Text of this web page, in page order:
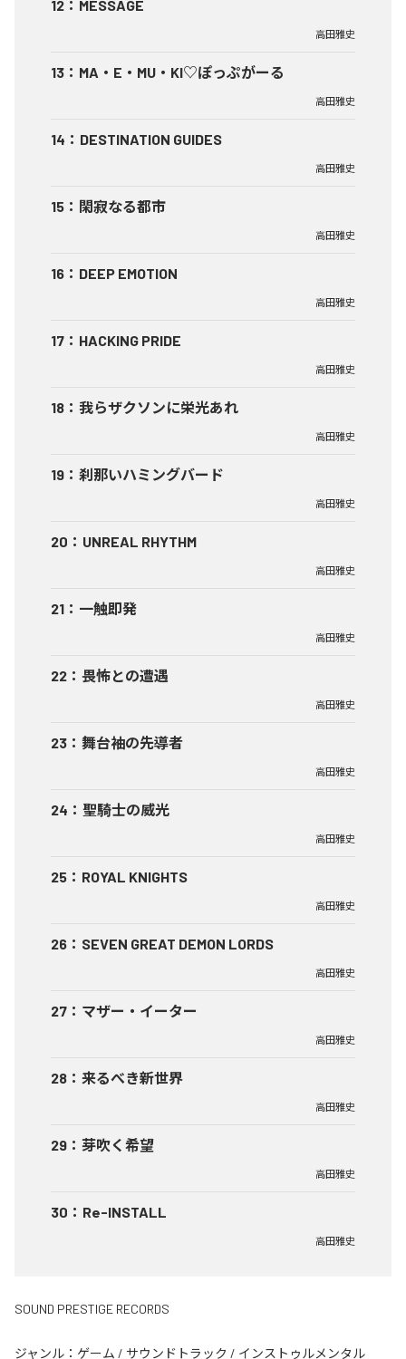
12 ： MESSAGE
高田雅史
13 ： MA・E・MU・KI♡ぽっぷがーる
高田雅史
14 ： DESTINATION GUIDES
高田雅史
15 ： 閑寂なる都市
高田雅史
16 ： DEEP EMOTION
高田雅史
17 ： HACKING PRIDE
高田雅史
18 ： 我らザクソンに栄光あれ
高田雅史
19 ： 刹那いハミングバード
高田雅史
20 ： UNREAL RHYTHM
高田雅史
21 ： 一触即発
高田雅史
22 ： 畏怖との遭遇
高田雅史
23 ： 舞台袖の先導者
高田雅史
24 ： 聖騎士の威光
高田雅史
25 ： ROYAL KNIGHTS
高田雅史
26 ： SEVEN GREAT DEMON LORDS
高田雅史
27 ： マザー・イーター
高田雅史
28 ： 来るべき新世界
高田雅史
29 ： 芽吹く希望
高田雅史
30 ： Re-INSTALL
高田雅史
SOUND PRESTIGE RECORDS
ジャンル： ゲーム / サウンドトラック / インストゥルメンタル